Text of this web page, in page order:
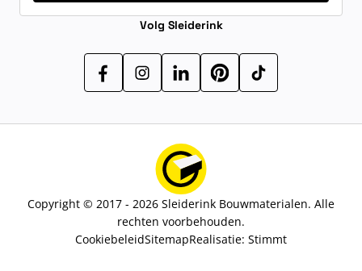
Volg Sleiderink
Copyright © 2017 - 2026 Sleiderink Bouwmaterialen. Alle
rechten voorbehouden.
CookiebeleidSitemapRealisatie: Stimmt